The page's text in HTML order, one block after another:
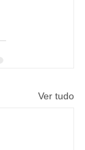
Ver tudo